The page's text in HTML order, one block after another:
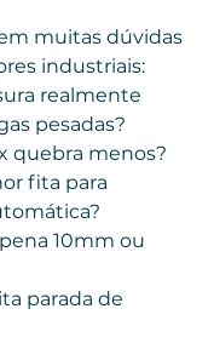
muitas dúvidas
industriais:
realmente
pesadas?
quebra menos?
fita para
10mm ou
parada de